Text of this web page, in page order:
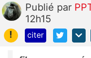
Publié par
12h15
!
citer